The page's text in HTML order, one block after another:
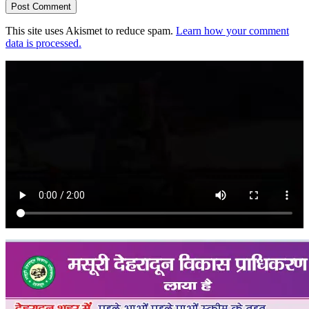
This site uses Akismet to reduce spam. Learn how your comment
data is processed.